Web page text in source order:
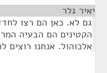
יאיר גלר
גם לא. כאן הם רצו
הקטינים הם הבעיה
אלכוהול. אנחנו